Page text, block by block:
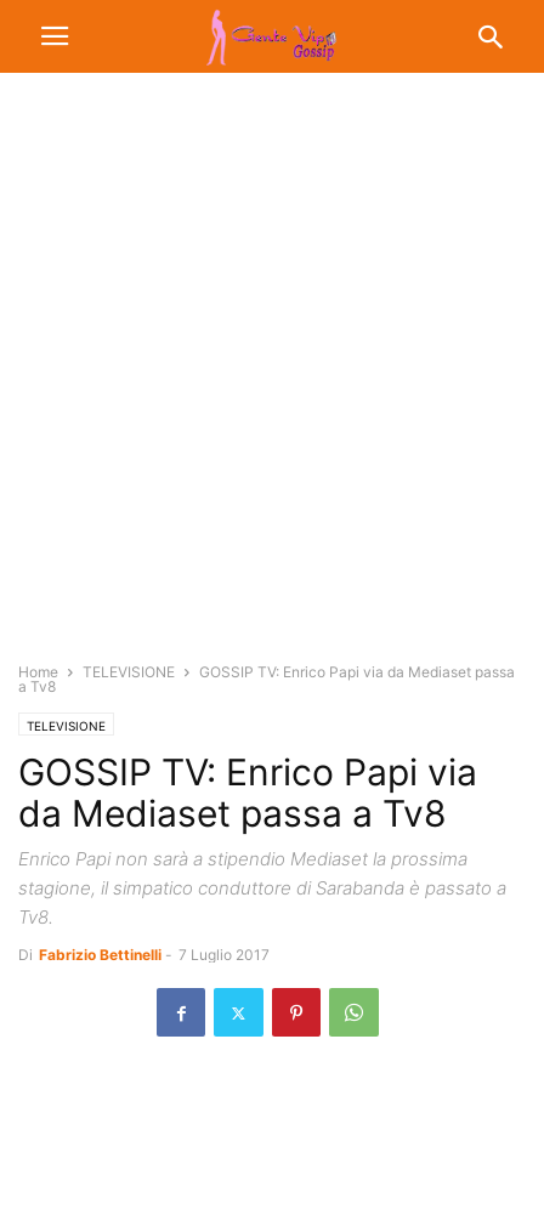
Home TELEVISIONE
GOSSIP TV: Enrico Papi via da Mediaset passa
a Tv8
TELEVISIONE
GOSSIP TV: Enrico Papi via
da Mediaset passa a Tv8
Enrico Papi non sarà a stipendio Mediaset la prossima
stagione, il simpatico conduttore di Sarabanda è passato a
Tv8.
Di Fabrizio Bettinelli - 7 Luglio 2017